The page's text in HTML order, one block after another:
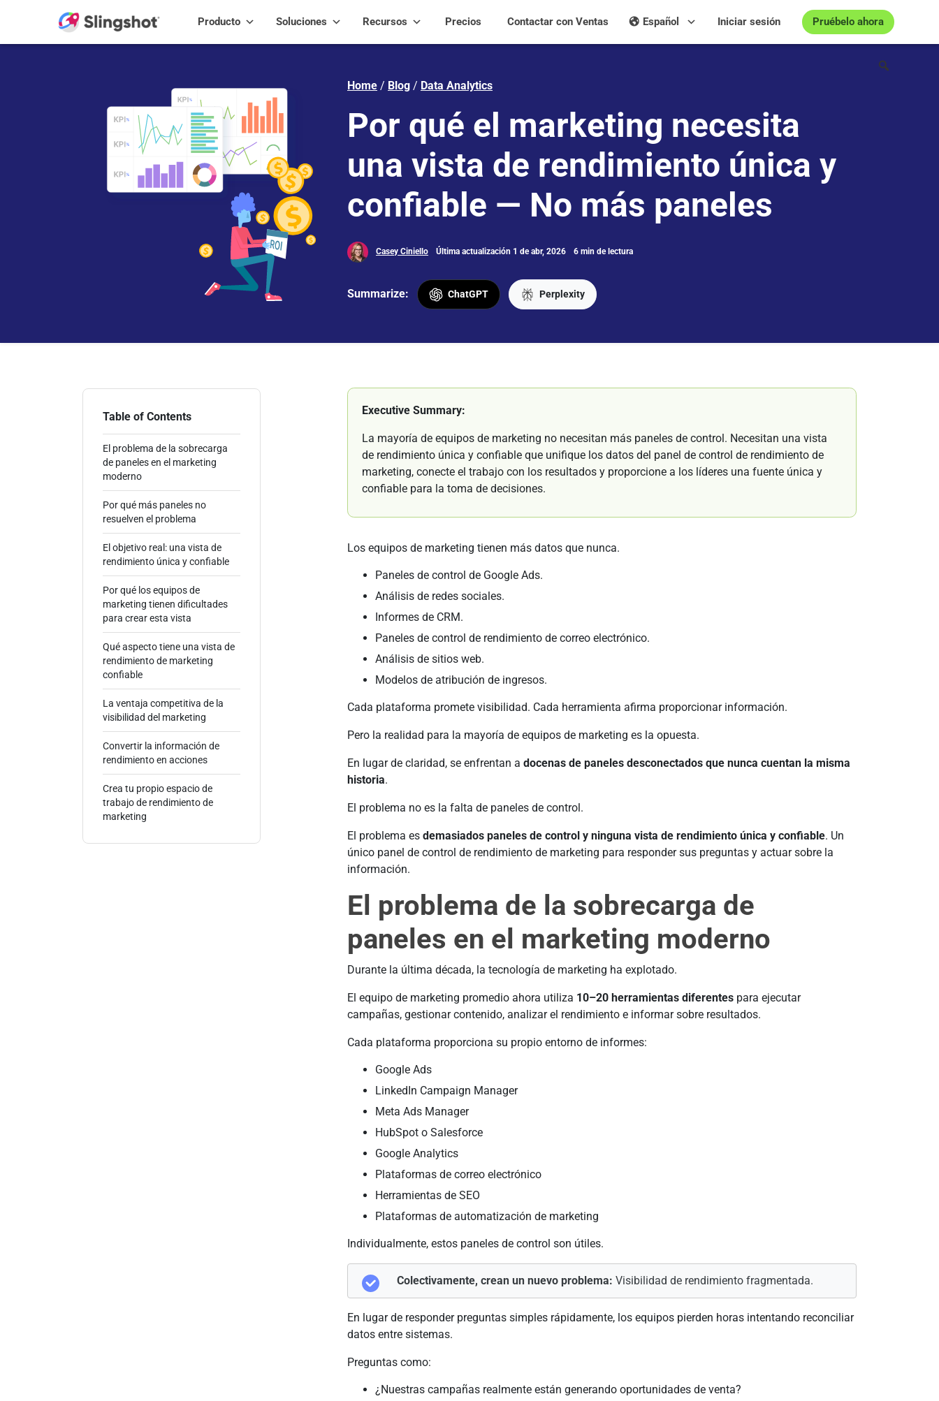
Producto Soluciones Recursos Precios Pruébelo ahora
Iniciar sesión
Español
Contactar con Ventas
Home / Blog / Data Analytics
Por qué el marketing necesita
una vista de rendimiento única y
confiable — No más paneles
Casey Ciniello Última actualización 1 de abr, 2026 6 min de lectura
Summarize: ChatGPT Perplexity
Table of Contents
El problema de la sobrecarga
de paneles en el marketing
moderno
Por qué más paneles no
resuelven el problema
El objetivo real: una vista de
rendimiento única y confiable
Por qué los equipos de
marketing tienen dificultades
para crear esta vista
Qué aspecto tiene una vista de
rendimiento de marketing
confiable
La ventaja competitiva de la
visibilidad del marketing
Convertir la información de
rendimiento en acciones
Crea tu propio espacio de
trabajo de rendimiento de
marketing
Executive Summary:
La mayoría de equipos de marketing no necesitan más paneles de control. Necesitan una vista
de rendimiento única y confiable que unifique los datos del panel de control de rendimiento de
marketing, conecte el trabajo con los resultados y proporcione a los líderes una fuente única y
confiable para la toma de decisiones.
Los equipos de marketing tienen más datos que nunca.
Paneles de control de Google Ads.
Análisis de redes sociales.
Informes de CRM.
Paneles de control de rendimiento de correo electrónico.
Análisis de sitios web.
Modelos de atribución de ingresos.
Cada plataforma promete visibilidad. Cada herramienta afirma proporcionar información.
Pero la realidad para la mayoría de equipos de marketing es la opuesta.
En lugar de claridad, se enfrentan adocenas de paneles desconectados que nunca cuentan la misma
historia.
El problema no es la falta de paneles de control.
El problema esdemasiados paneles de control y ninguna vista de rendimiento única y confiable. Un
único panel de control de rendimiento de marketing para responder sus preguntas y actuar sobre la
información.
El problema de la sobrecarga de
paneles en el marketing moderno
Durante la última década, la tecnología de marketing ha explotado.
El equipo de marketing promedio ahora utiliza 10–20 herramientas diferentes para ejecutar
campañas, gestionar contenido, analizar el rendimiento e informar sobre resultados.
Cada plataforma proporciona su propio entorno de informes:
Google Ads
LinkedIn Campaign Manager
Meta Ads Manager
HubSpot o Salesforce
Google Analytics
Plataformas de correo electrónico
Herramientas de SEO
Plataformas de automatización de marketing
Individualmente, estos paneles de control son útiles.
Colectivamente, crean un nuevo problema: Visibilidad de rendimiento fragmentada.
En lugar de responder preguntas simples rápidamente, los equipos pierden horas intentando reconciliar
datos entre sistemas.
Preguntas como:
¿Nuestras campañas realmente están generando oportunidades de venta?